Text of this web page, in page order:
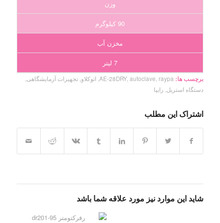
وزن
90 کیلوگرم
مخزن آب
7 لیتر
برچسب ها: AE-28DRY,autoclave raypa
, اتوکلاو تجهیزات آزمایشگاهی
دستگاه استریل رایپا
اشتراک این مطلب
شاید این موارد نیز مورد علاقه شما باشد